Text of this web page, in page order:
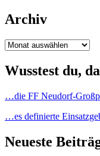
Archiv
Archiv
Wusstest du,
…die FF Neudorf-
…es definierte
Neueste